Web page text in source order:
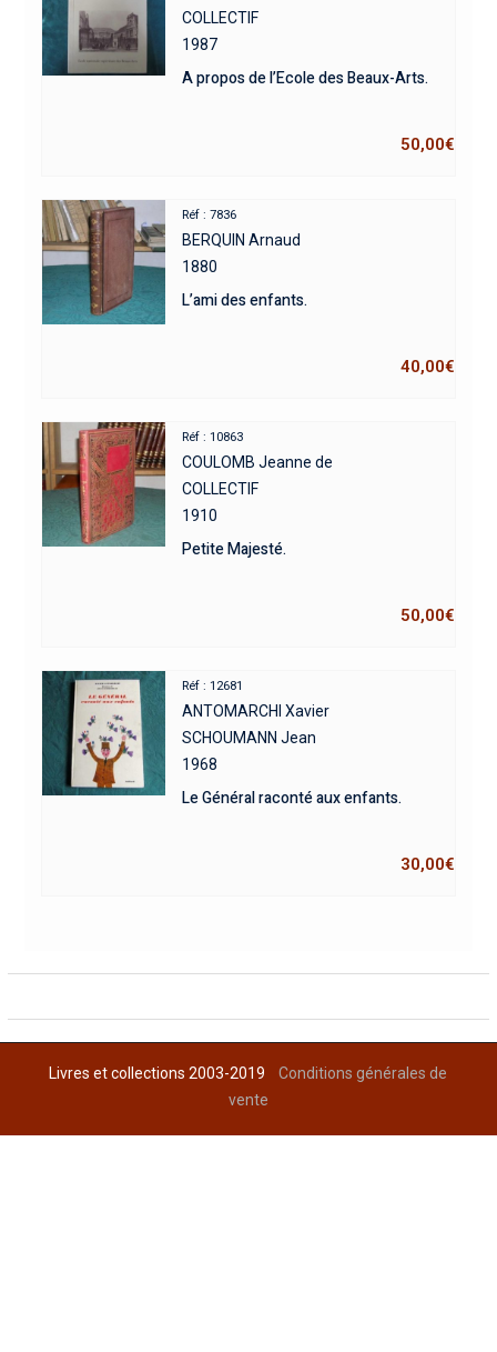
COLLECTIF
1987
A propos de l’Ecole des Beaux-Arts.
50,00€
Réf : 7836
BERQUIN Arnaud
1880
L’ami des enfants.
40,00€
Réf : 10863
COULOMB Jeanne de
COLLECTIF
1910
Petite Majesté.
50,00€
Réf : 12681
ANTOMARCHI Xavier
SCHOUMANN Jean
1968
Le Général raconté aux enfants.
30,00€
Livres et collections 2003-2019Conditions générales de
vente